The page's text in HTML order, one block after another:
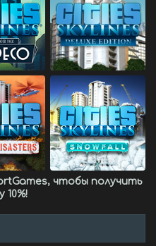
, чтобы получить
10%!